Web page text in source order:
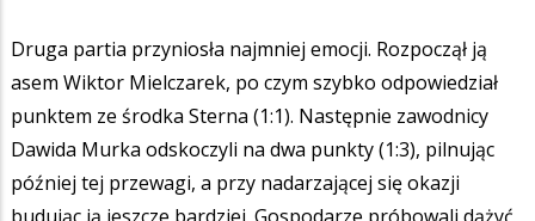
Druga partia przyniosła najmniej emocji. Rozpoczął ją
asem Wiktor Mielczarek, po czym szybko odpowiedział
punktem ze środka Sterna (1:1). Następnie zawodnicy
Dawida Murka odskoczyli na dwa punkty (1:3), pilnując
później tej przewagi, a przy nadarzającej się okazji